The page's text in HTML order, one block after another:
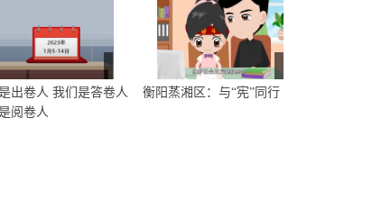
出卷人 我们是答卷人
阅卷人
衡阳蒸湘区：与“宪”同行